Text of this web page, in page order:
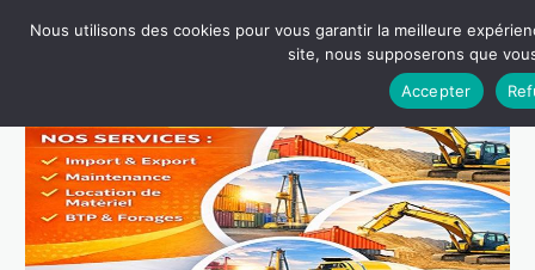
Nous utilisons des cookies pour vous garantir la meilleure
site, nous supposerons que
Accepter